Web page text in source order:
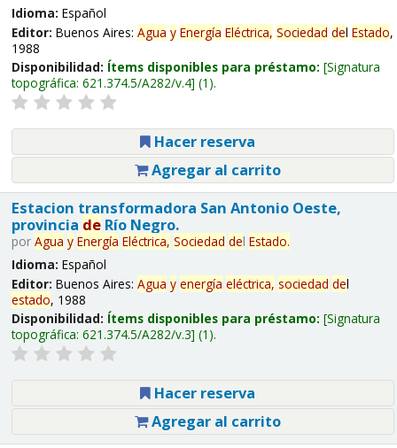
Idioma: Español
Editor: Buenos Aires: Agua y Energía Eléctrica, Sociedad del Estado,
1988
Disponibilidad: Ítems disponibles para préstamo: Signatura
topográfica: 621.374.5/A282/v.4 (1).
Hacer reserva
Agregar al carrito
Estacion transformadora San Antonio Oeste,
provincia deRío Negro.
por Agua y Energía Eléctrica, Sociedad del Estado.
Idioma: Español
Editor: Buenos Aires: Agua y energía eléctrica, sociedad del
estado, 1988
Disponibilidad: Ítems disponibles para préstamo: Signatura
topográfica: 621.374.5/A282/v.3 (1).
Hacer reserva
Agregar al carrito